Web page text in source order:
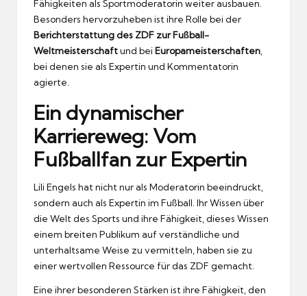
Fähigkeiten als Sportmoderatorin weiter ausbauen.
Besonders hervorzuheben ist ihre Rolle bei der
Berichterstattung des ZDF zur Fußball-
Weltmeisterschaftund beiEuropameisterschaften
bei denen sie als Expertin und Kommentatorin
agierte.
Ein dynamischer
Karriereweg: Vom
Fußballfan zur Expertin
Lili Engels hat nicht nur als Moderatorin beeindruckt,
sondern auch als Expertin im Fußball. Ihr Wissen über
die Welt des Sports und ihre Fähigkeit, dieses Wissen
einem breiten Publikum auf verständliche und
unterhaltsame Weise zu vermitteln, haben sie zu
einer wertvollen Ressource für das ZDF gemacht.
Eine ihrer besonderen Stärken ist ihre Fähigkeit, den